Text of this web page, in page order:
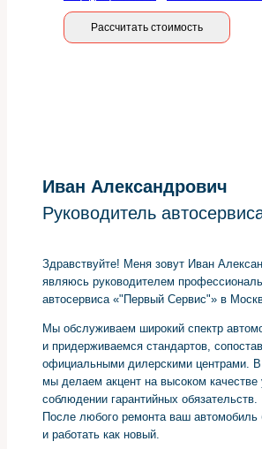
Рассчитать стоимость
Иван Александрович
Руководитель
Здравствуйте! Меня зовут Иван
являюсь руководителем
автосервиса «"Первый Сервис"» в
Мы обслуживаем широкий спектр
и придерживаемся стандартов,
официальными дилерскими центрами.
мы делаем акцент на высоком качестве
соблюдении гарантийных обязательств.
После любого ремонта ваш автомобиль
и работать как новый.